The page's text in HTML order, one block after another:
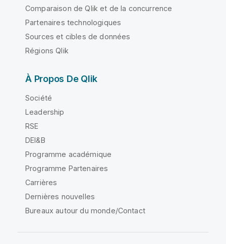
Comparaison de Qlik et de la concurrence
Partenaires technologiques
Sources et cibles de données
Régions Qlik
À Propos De Qlik
Société
Leadership
RSE
DEI&B
Programme académique
Programme Partenaires
Carrières
Dernières nouvelles
Bureaux autour du monde/Contact